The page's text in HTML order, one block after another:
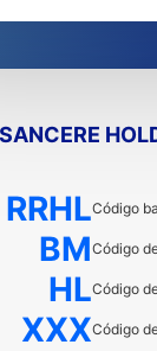
RRHLCódigo
BMCódigo
HLCódigo
XXXCódigo